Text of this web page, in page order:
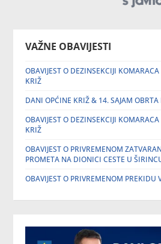
VAŽNE OBAVIJESTI
OBAVIJEST O DEZINSEKCIJI
KRIŽ
DANI OPĆINE KRIŽ & 14. SAJAM
OBAVIJEST O DEZINSEKCIJI
KRIŽ
OBAVIJEST O PRIVREMENOM
PROMETA NA DIONICI CESTE U
OBAVIJEST O PRIVREMENOM PREKIDU